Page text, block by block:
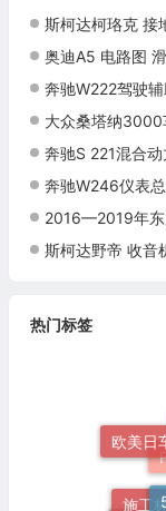
斯柯达柯珞克 接
奥迪A5 电路图 滑
奔驰W222驾驶辅助与
大众桑塔纳3000
奔驰S 221混合
奔驰W246仪表
2016—2019年东
斯柯达野帝 收音
热门标签
施工
欧美日